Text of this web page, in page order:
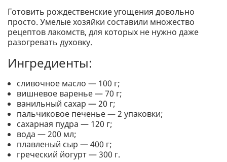
Готовить рождественские угощения довольно
просто. Умелые хозяйки составили множество
рецептов лакомств, для которых не нужно даже
разогревать духовку.
Ингредиенты:
сливочное масло — 100 г;
вишневое варенье — 70 г;
ванильный сахар — 20 г;
пальчиковое печенье — 2 упаковки;
сахарная пудра — 120 г;
вода — 200 мл;
плавленый сыр — 400 г;
греческий йогурт — 300 г.